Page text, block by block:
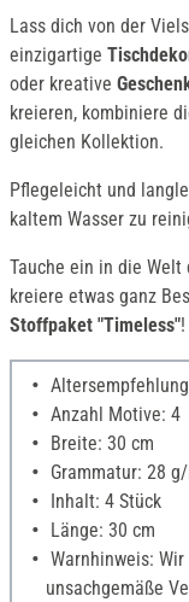
Lass dich von der
einzigartige
oder kreative
kreieren, kombiniere
gleichen Kollektion.
Pflegeleicht und
kaltem Wasser zu
Tauche ein in die
kreiere etwas ganz
Stoffpaket "Timeless"!
Anzahl Motive: 4
Breite: 30 cm
Grammatur: 28 g/
Inhalt: 4 Stück
Länge: 30 cm
Warnhinweis:
unsachgemäße